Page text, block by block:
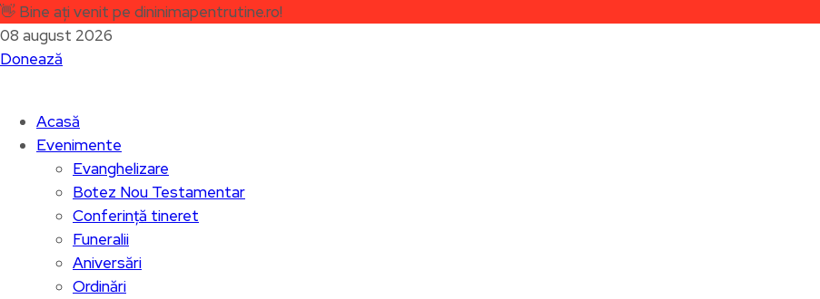
👋 Bine ați venit pe dininimapentrutine.ro!
08 august 2026
Donează
Acasă
Evenimente
Evanghelizare
Botez Nou Testamentar
Conferință tineret
Funeralii
Aniversări
Ordinări